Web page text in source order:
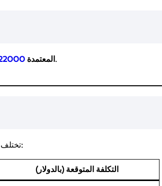
المعتمدة.
تختلف التكلفة حسب نوع الشهادة، الجهة المانحة، وطريقة التدريب:
التكلفة المتوقعة (بالدولار)